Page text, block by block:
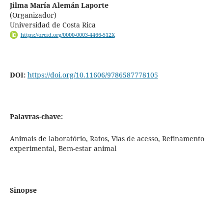
Jilma María Alemán Laporte
(Organizador)
Universidad de Costa Rica
https://orcid.org/0000-0003-4466-512X
DOI: https://doi.org/10.11606/9786587778105
Palavras-chave:
Animais de laboratório, Ratos, Vias de acesso, Refinamento
experimental, Bem-estar animal
Sinopse